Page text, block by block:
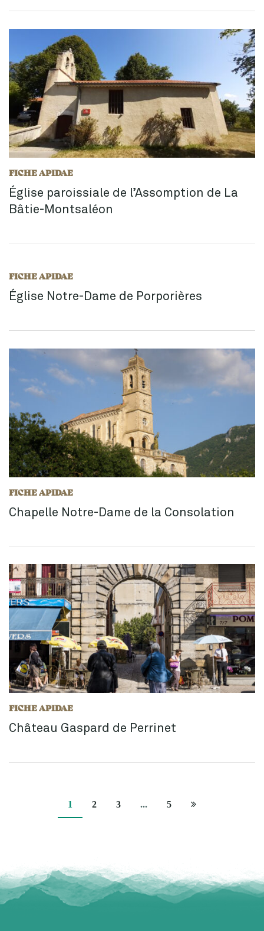
FICHE APIDAE
Église paroissiale de l’Assomption de La
Bâtie-Montsaléon
FICHE APIDAE
Église Notre-Dame de Porporières
FICHE APIDAE
Chapelle Notre-Dame de la Consolation
FICHE APIDAE
Château Gaspard de Perrinet
1 2 3 ... 5
Page